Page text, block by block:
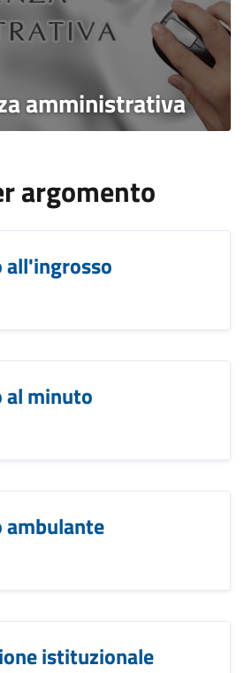
amministrativa
argomento
all'ingrosso
al minuto
ambulante
istituzionale